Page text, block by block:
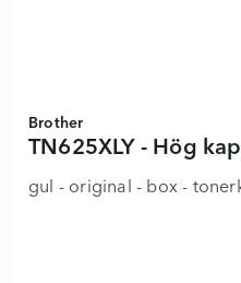
Brother
TN625XLY - Hög
gul - original - box -